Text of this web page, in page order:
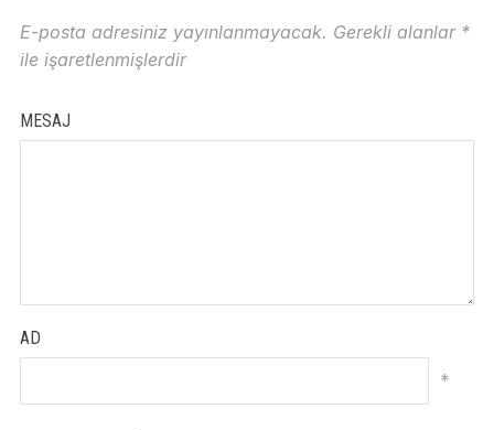
E-posta adresiniz yayınlanmayacak. Gerekli alanlar *
ile işaretlenmişlerdir
MESAJ
AD
*